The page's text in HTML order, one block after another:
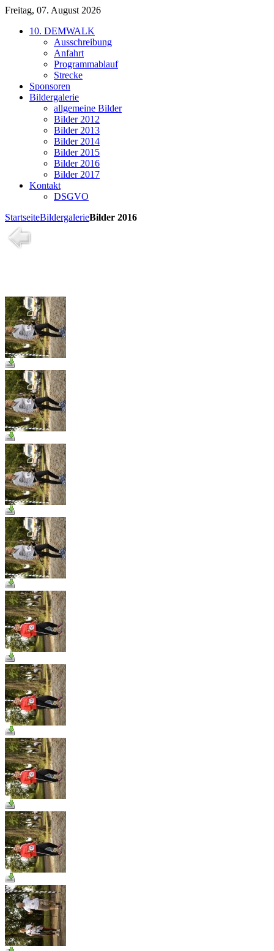
Freitag, 07. August 2026
10. DEMWALK
Ausschreibung
Anfahrt
Programmablauf
Strecke
Sponsoren
Bildergalerie
allgemeine Bilder
Bilder 2012
Bilder 2013
Bilder 2014
Bilder 2015
Bilder 2016
Bilder 2017
Kontakt
DSGVO
StartseiteBildergalerieBilder 2016